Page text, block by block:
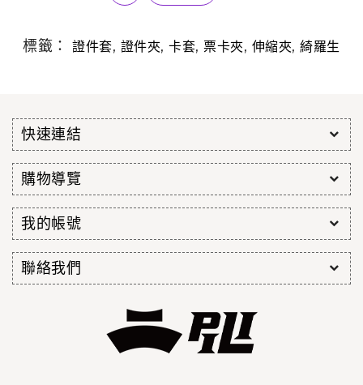
標籤：證件套, 證件夾,卡套,票卡夾, 伸縮夾,綺羅生
快速連結
購物導覽
我的帳號
聯絡我們